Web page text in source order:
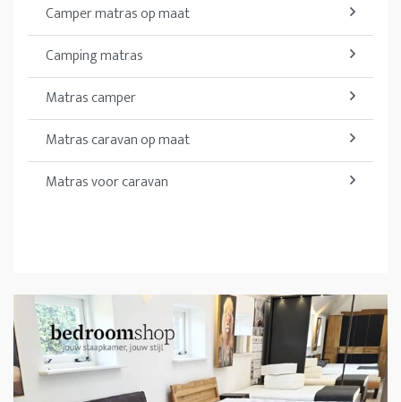
Camper matras op maat
Camping matras
Matras camper
Matras caravan op maat
Matras voor caravan